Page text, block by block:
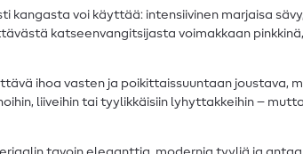
kangasta voi käyttää: intensiivinen marjaisa
katseenvangitsijasta voimakkaan
ihoa vasten ja poikittaissuuntaan
liiveihin tai tyylikkäisiin lyhyttakkeihin –